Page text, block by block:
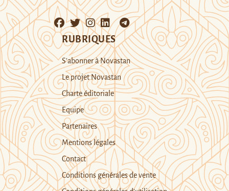
RUBRIQUES
S’abonner à Novastan
Le projet Novastan
Charte éditoriale
Equipe
Partenaires
Mentions légales
Contact
Conditions générales de vente